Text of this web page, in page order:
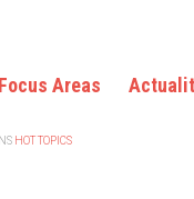
Focus Areas
COMBINÉES AUX HAUTES
HOT TOPICS